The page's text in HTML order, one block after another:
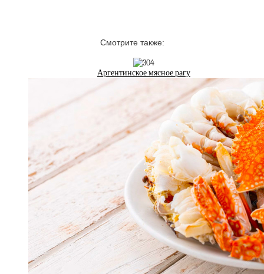
Смотрите также:
Аргентинское мясное рагу